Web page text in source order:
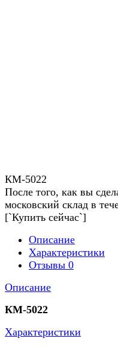
КМ-5022
После того, как вы
московский склад в
[`Купить сейчас`]
Описание
Характеристики
Отзывы 0
Описание
КМ-5022
Характеристики